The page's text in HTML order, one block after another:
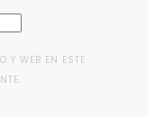
Y WEB EN ESTE